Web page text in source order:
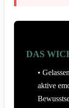
DAS
•
aktive